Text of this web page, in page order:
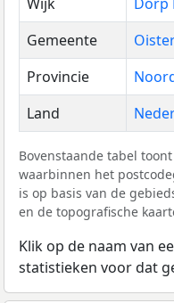
Gemeente
Provincie
Land
Bovenstaande tabel
waarbinnen het
is op basis van de
en de topografische
Klik op de naam van
statistieken voor dat